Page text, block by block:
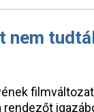
nem